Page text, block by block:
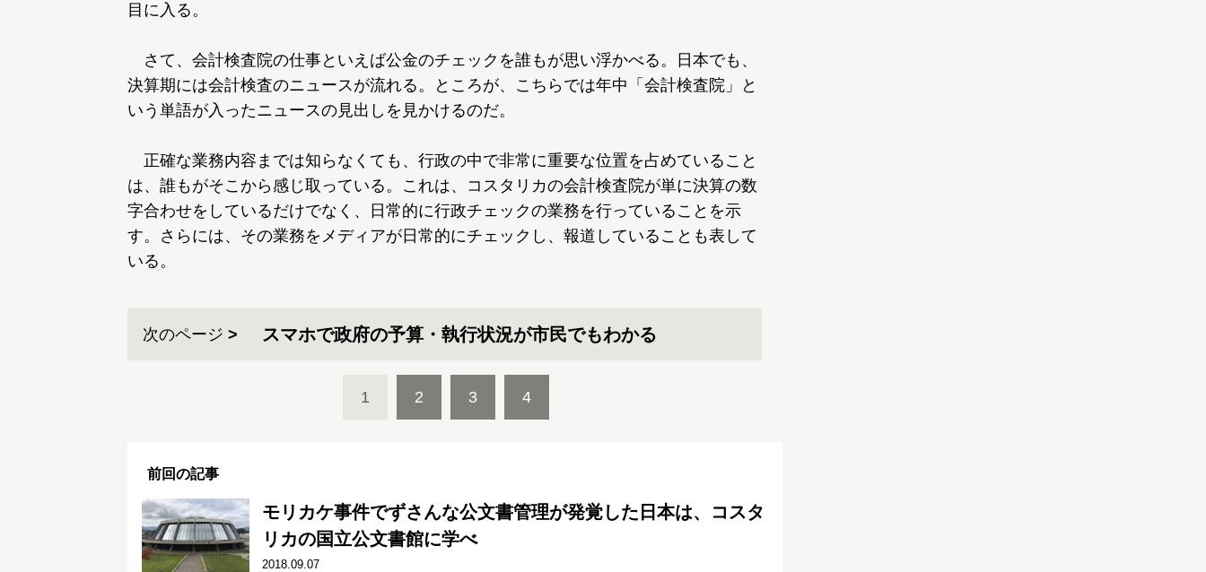
目に入る。
さて、会計検査院の仕事といえば公金のチェックを誰もが思い浮かべる。日本でも、
決算期には会計検査のニュースが流れる。ところが、こちらでは年中「会計検査院」と
いう単語が入ったニュースの見出しを見かけるのだ。
正確な業務内容までは知らなくても、行政の中で非常に重要な位置を占めていること
は、誰もがそこから感じ取っている。これは、コスタリカの会計検査院が単に決算の数
字合わせをしているだけでなく、日常的に行政チェックの業務を行っていることを示
す。さらには、その業務をメディアが日常的にチェックし、報道していることも表して
いる。
次のページ スマホで政府の予算・執行状況が市民でもわかる
1 2 3 4
前回の記事
モリカケ事件でずさんな公文書管理が発覚した日本は、コスタ
リカの国立公文書館に学べ
2018.09.07